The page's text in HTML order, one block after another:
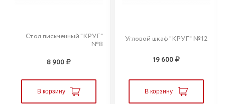
Стол письменный "КРУГ"
№8
8 900
В корзину
Угловой шкаф "КРУГ" №12
19 600
В корзину